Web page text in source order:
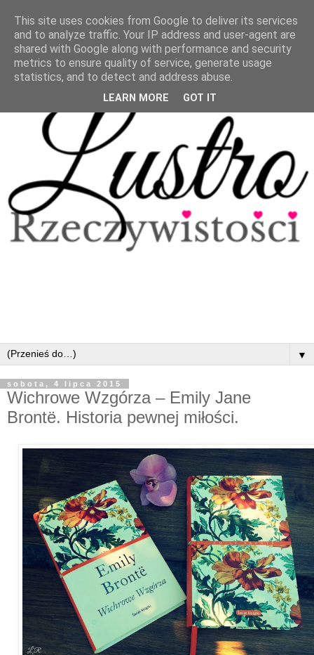
▼
sobota, 4 lipca 2015
Wichrowe Wzgórza – Emily Jane
Brontë. Historia pewnej miłości.
This site uses cookies from Google to deliver its services
and to analyze traffic. Your IP address and user-agent are
shared with Google along with performance and security
metrics to ensure quality of service, generate usage
statistics, and to detect and address abuse.
LEARN MORE GOT IT